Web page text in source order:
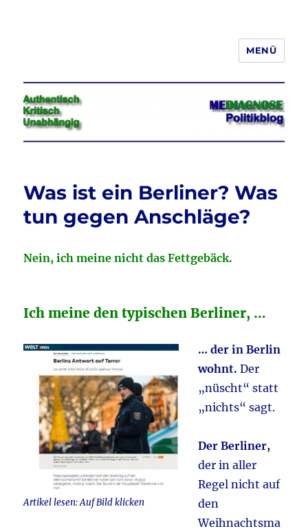
Jeder hat das Recht, seine
Meinung in Wort, Schrift und Bild
frei zu äußern und zu verbreiten
MENÜ
Was ist ein Berliner? Was
tun gegen Anschläge?
Nein, ich meine nicht das Fettgebäck.
Ich meine den typischen Berliner, …
Artikel lesen: Auf Bild klicken
… der in Berlin
wohnt. Der
„nüscht“ statt
„nichts“ sagt.
Der Berliner,
der in aller
Regel nicht auf
den
Weihnachtsma